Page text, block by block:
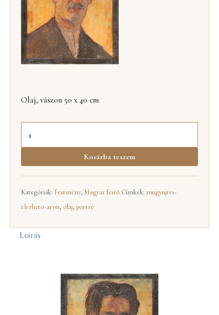
Olaj, vászon 50 x 40 cm
Kosárba teszem
Kategóriák: Festmény, Magyar festő Címkék: mugyujtes-
elerheto-aron, olaj, portré
Leírás